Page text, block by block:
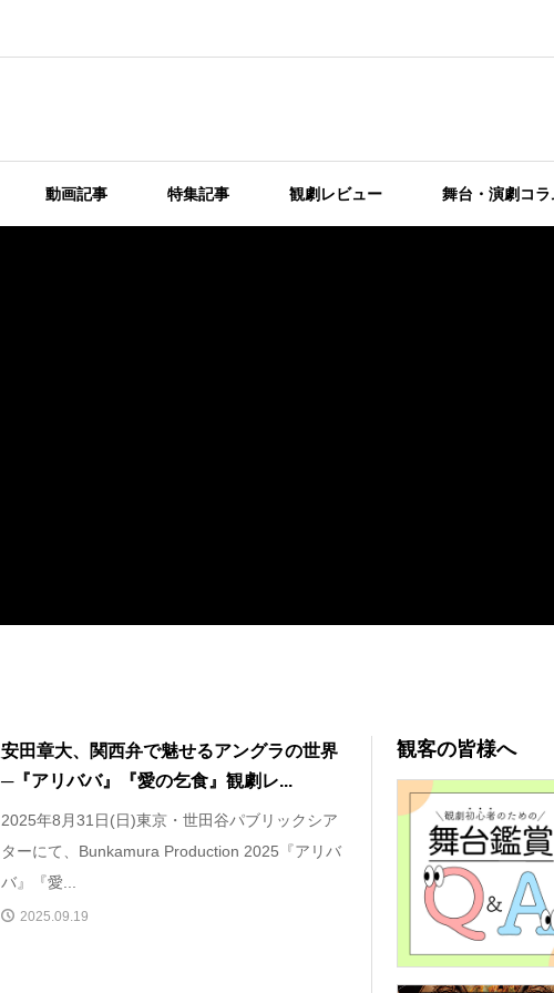
動画記事 特集記事 観劇レビュー 舞台・演劇コラ
安田章大、関西弁で魅せるアングラの世界
─『アリババ』『愛の乞食』観劇レ...
2025年8月31日(日)東京・世田谷パブリックシア
ターにて、Bunkamura Production 2025『アリバ
バ』『愛...
2025.09.19
観客の皆様へ